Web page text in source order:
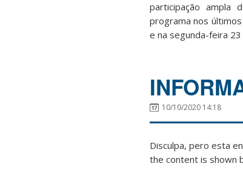
participação ampla
programa nos
e na segunda-feira
10/10/2020 14:18
Disculpa, pero esta
the content is shown